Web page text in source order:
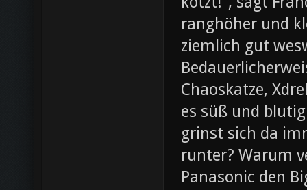
ranghöher und
ziemlich gut
Chaoskatze,
es süß und
grinst sich da
runter? Warum
Panasonic den